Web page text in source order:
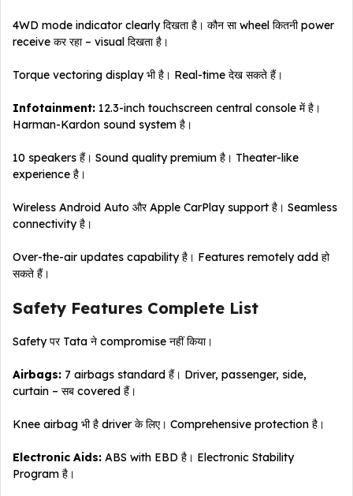
4WD mode indicator clearly दिखता है। कौन सा wheel कितनी power
receive कर रहा – visual दिखता है।
Torque vectoring display भी है। Real-time देख सकते हैं।
Infotainment: 12.3-inch touchscreen central console में है।
Harman-Kardon sound system है।
10 speakers हैं। Sound quality premium है। Theater-like
experience है।
Wireless Android Auto और Apple CarPlay support है। Seamless
connectivity है।
Over-the-air updates capability है। Features remotely add हो
सकते हैं।
Safety Features Complete List
Safety पर Tata ने compromise नहीं किया।
Airbags: 7 airbags standard हैं। Driver, passenger, side,
curtain – सब covered हैं।
Knee airbag भी है driver के लिए। Comprehensive protection है।
Electronic Aids: ABS with EBD है। Electronic Stability
Program है।